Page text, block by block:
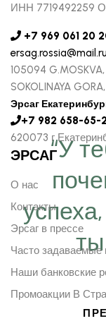
“У
ИНН 7719492259
+7 969 061 20
ersag.rossia@mail.ru
105094 G.MOSKVA,
SOKOLINAYA
Эрсаг
+7 982 658-65-
620073 г
ЭРСАГ
О нас
Контакты
Эрсаг в прессе
Часто задаваемые
Наши банковские
Промоакции В